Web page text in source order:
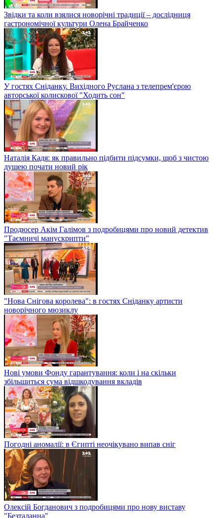
Звідки та коли взялися новорічні традиції – дослідниця
гастрономічної культури Олена Брайченко
У гостях Сніданку. Вихідного Руслана з телепрем'єрою
авторської колискової "Ходить сон"
Наталія Кадя: як правильно підбити підсумки, щоб з чистою
душею почати новий рік
Продюсер Акім Галімов з подробицями про новий детектив
"Таємничі манускрипти"
"Нова Снігова королева": в гостях Сніданку артисти
новорічного мюзиклу
Нові умови Фонду гарантування: коли і на скільки
збільшиться сума відшкодування вкладів
Погодні аномалії: в Єгипті неочікувано випав сніг
Олексій Богданович з подробицями про нову виставу
"Безталанна"